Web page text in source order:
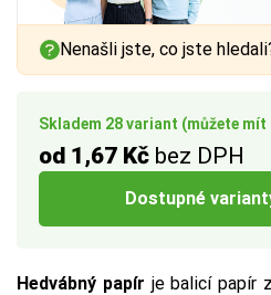
Skladem 28 variant (můžete mít
od 1,67 Kč bez DPH
Dostupné
Hedvábný papír je balicí papír
Nenašli jste, co jste